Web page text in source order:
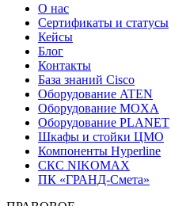
О нас
Сертификаты и статусы
Кейсы
Блог
Контакты
База знаний Cisco
Оборудование ATEN
Оборудование MOXA
Оборудование PLANET
Шкафы и стойки ЦМО
Компоненты Hyperline
СКС NIKOMAX
ПК «ГРАНД-Смета»